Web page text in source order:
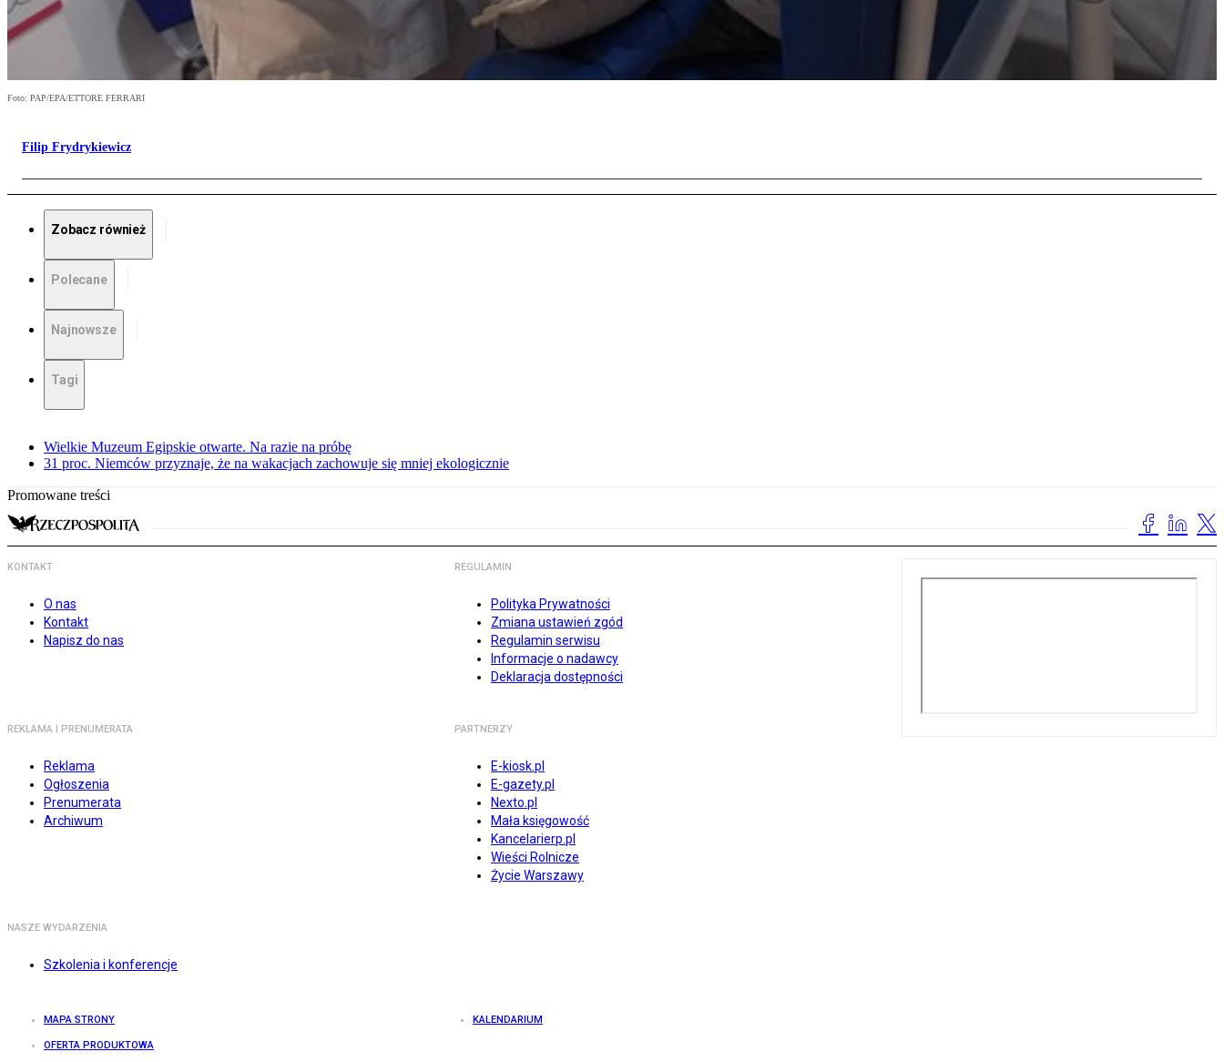
Foto: PAP/EPA/ETTORE FERRARI
Filip Frydrykiewicz
Zobacz również
Polecane
Najnowsze
Tagi
Wielkie Muzeum Egipskie otwarte. Na razie na próbę
31 proc. Niemców przyznaje, że na wakacjach zachowuje się mniej ekologicznie
Promowane treści
KONTAKT
O nas
Kontakt
Napisz do nas
REGULAMIN
Polityka Prywatności
Zmiana ustawień zgód
Regulamin serwisu
Informacje o nadawcy
Deklaracja dostępności
REKLAMA I PRENUMERATA
Reklama
Ogłoszenia
Prenumerata
Archiwum
PARTNERZY
E-kiosk.pl
E-gazety.pl
Nexto.pl
Mała księgowość
Kancelarierp.pl
Wieści Rolnicze
Życie Warszawy
NASZE WYDARZENIA
Szkolenia i konferencje
MAPA STRONY KALENDARIUM
OFERTA PRODUKTOWA